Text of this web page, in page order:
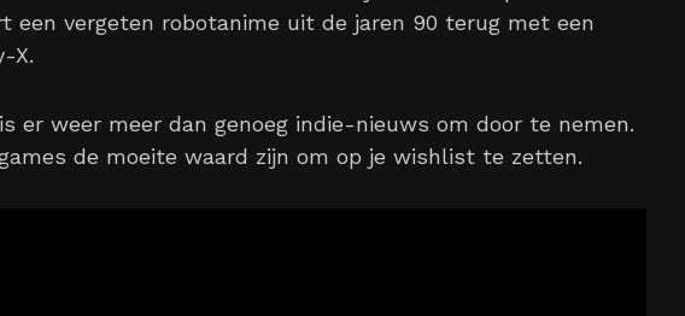
een vergeten robotanime uit de jaren 90 terug met een
X.
er weer meer dan genoeg indie-nieuws om door te nemen.
de moeite waard zijn om op je wishlist te zetten.